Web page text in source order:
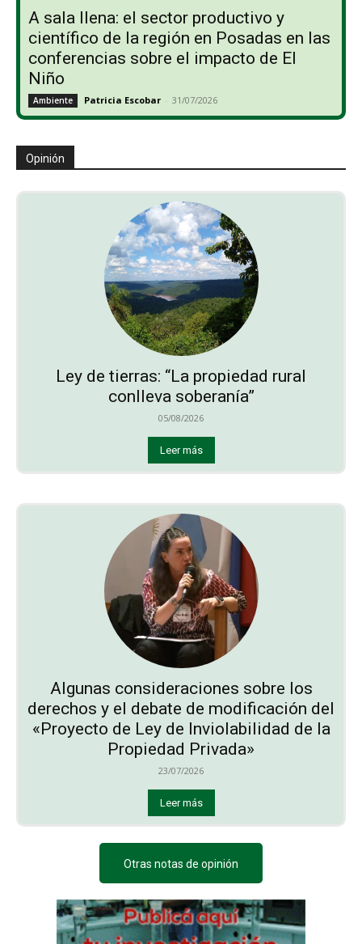
A sala llena: el sector productivo y
científico de la región en Posadas en las
conferencias sobre el impacto de El
Niño
Ambiente Patricia Escobar - 31/07/2026
Opinión
Ley de tierras: “La propiedad rural
conlleva soberanía”
05/08/2026
Leer más
Algunas consideraciones sobre los
derechos y el debate de modificación del
«Proyecto de Ley de Inviolabilidad de la
Propiedad Privada»
23/07/2026
Leer más
Otras notas de opinión